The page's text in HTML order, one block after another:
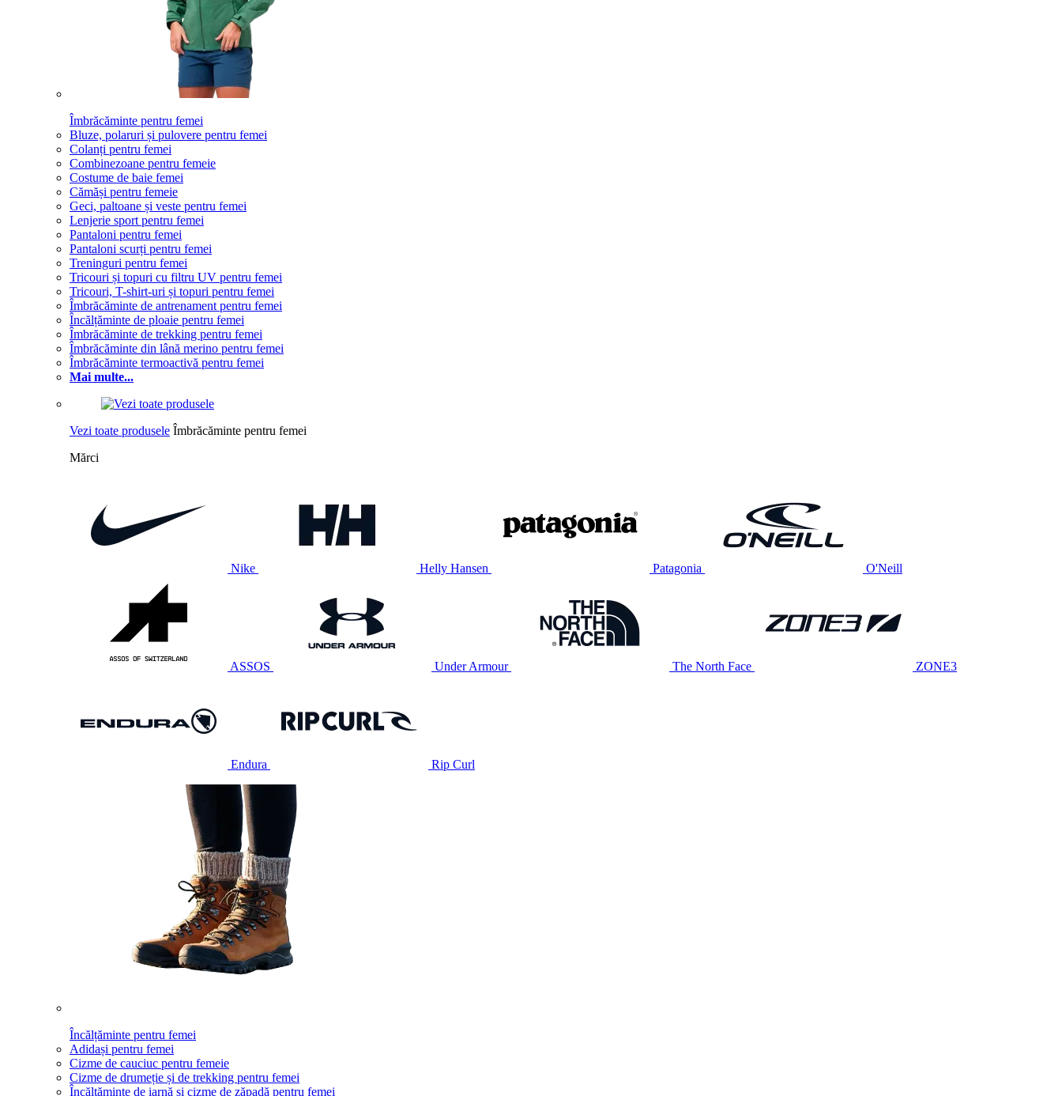
Îmbrăcăminte pentru femei
Bluze, polaruri și pulovere pentru femei
Colanți pentru femei
Combinezoane pentru femeie
Costume de baie femei
Cămăși pentru femeie
Geci, paltoane și veste pentru femei
Lenjerie sport pentru femei
Pantaloni pentru femei
Pantaloni scurți pentru femei
Treninguri pentru femei
Tricouri și topuri cu filtru UV pentru femei
Tricouri, T-shirt-uri și topuri pentru femei
Îmbrăcăminte de antrenament pentru femei
Încălțăminte de ploaie pentru femei
Îmbrăcăminte de trekking pentru femei
Îmbrăcăminte din lână merino pentru femei
Îmbrăcăminte termoactivă pentru femei
Mai multe...
Vezi toate produsele Îmbrăcăminte pentru femei
Mărci
Nike Helly Hansen Patagonia O'Neill
ASSOS Under Armour The North Face ZONE3
Endura Rip Curl
Încălțăminte pentru femei
Adidași pentru femei
Cizme de cauciuc pentru femeie
Cizme de drumeție și de trekking pentru femei
Încălțăminte de iarnă și cizme de zăpadă pentru femei